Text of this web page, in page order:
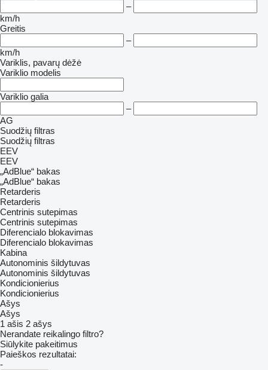
–
km/h
Greitis
–
km/h
Variklis, pavarų dėžė
Variklio modelis
Variklio galia
–
AG
Suodžių filtras
Suodžių filtras
EEV
EEV
„AdBlue“ bakas
„AdBlue“ bakas
Retarderis
Retarderis
Centrinis sutepimas
Centrinis sutepimas
Diferencialo blokavimas
Diferencialo blokavimas
Kabina
Autonominis šildytuvas
Autonominis šildytuvas
Kondicionierius
Kondicionierius
Ašys
Ašys
1 ašis 2 ašys
Nerandate reikalingo filtro?
Siūlykite pakeitimus
Paieškos rezultatai:
-